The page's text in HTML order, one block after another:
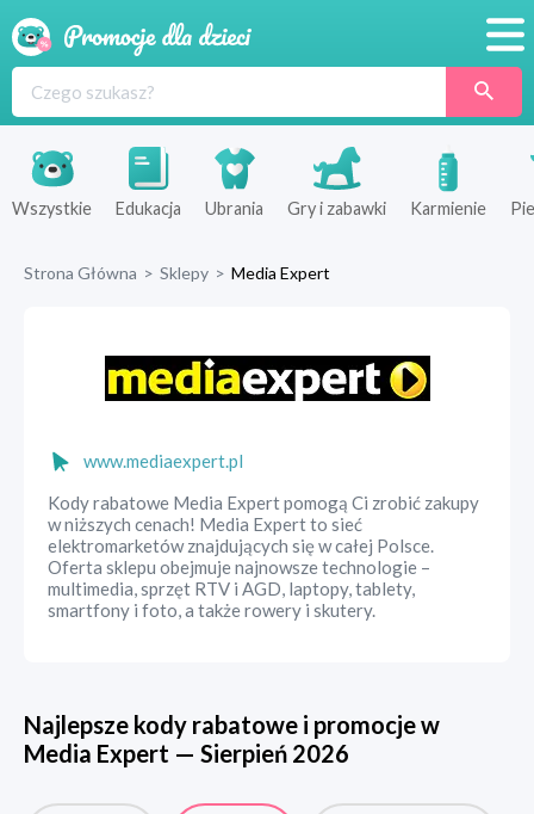
Produkty
Sklepy
Wszystkie Edukacja Ubrania Gry i zabawki Karmienie
Strona Główna > Sklepy > Media Expert
www.mediaexpert.pl
Kody rabatowe Media Expert pomogą Ci zrobić zakupy
w niższych cenach! Media Expert to sieć
elektromarketów znajdujących się w całej Polsce.
Oferta sklepu obejmuje najnowsze technologie –
multimedia, sprzęt RTV i AGD, laptopy, tablety,
smartfony i foto, a także rowery i skutery.
Najlepsze kody rabatowe i promocje w
Media Expert — Sierpień 2026